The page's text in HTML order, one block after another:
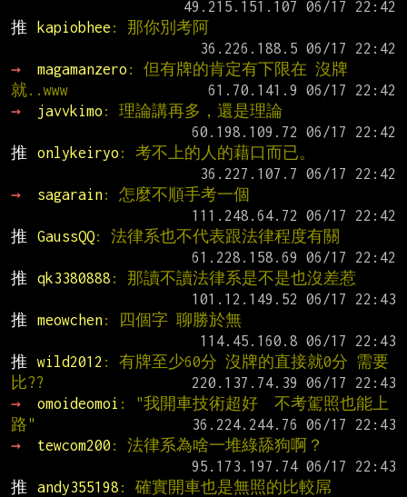
推
kapiobhee : 那你別考阿
→
magamanzero : 但有牌的肯定有下限在 沒牌
就..www
→
javvkimo : 理論講再多，還是理論
推
onlykeiryo : 考不上的人的藉口而已。
→
sagarain: 怎麼不順手考一個
推
GaussQQ: 法律系也不代表跟法律程度有關
推
qk3380888 : 那讀不讀法律系是不是也沒差惹
推
meowchen: 四個字 聊勝於無
推
wild2012 : 有牌至少60分 沒牌的直接就0分 需要
比??
→
omoideomoi : "我開車技術超好  不考駕照也能上
路"
→
tewcom200 : 法律系為啥一堆綠舔狗啊？
推
andy355198 : 確實開車也是無照的比較屌